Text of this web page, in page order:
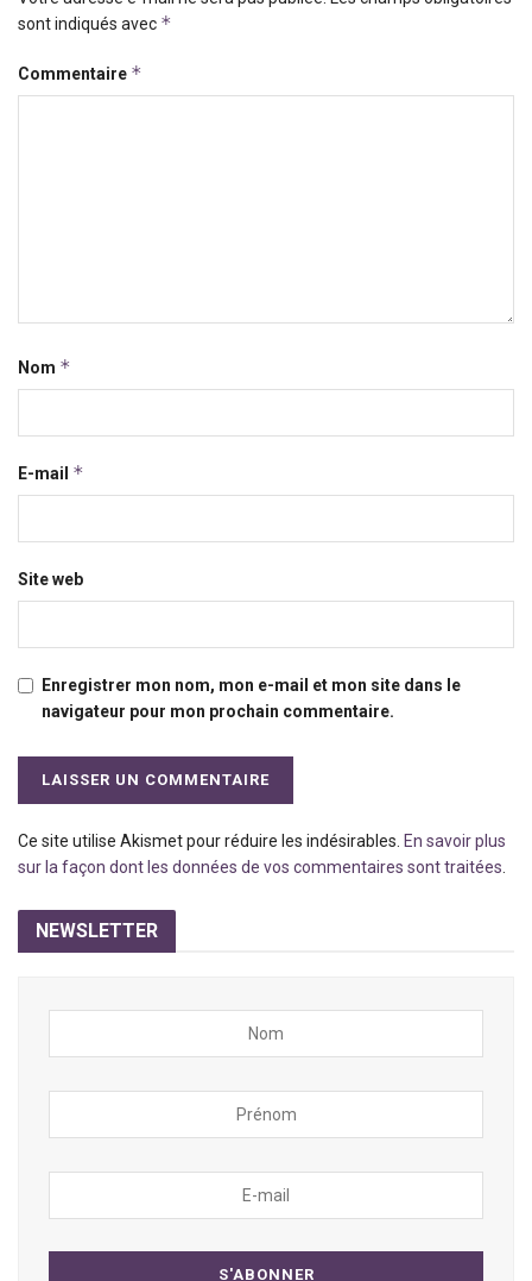
sont indiqués avec *
Commentaire *
Nom *
E-mail *
Site web
Enregistrer mon nom, mon e-mail et mon site dans le
navigateur pour mon prochain commentaire.
Ce site utilise Akismet pour réduire les indésirables. En savoir plus
sur la façon dont les données de vos commentaires sont traitées.
NEWSLETTER